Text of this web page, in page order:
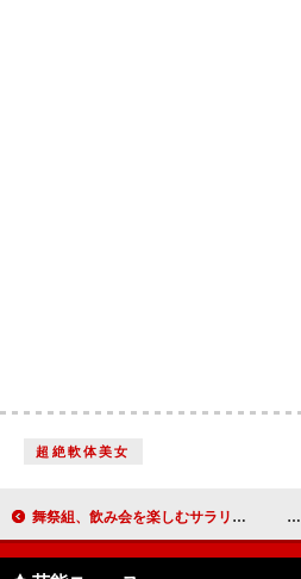
超絶軟体美女
舞祭組、飲み会を楽しむサラリーマン役でＣＭ出演 自身のステップに苦笑「ハッピー野郎」